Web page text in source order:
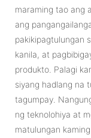
maraming tao ang
ang
pakikipagtulungan
kanila, at
produkto. Palagi
siyang hadlang na
tagumpay.
ng teknolohiya at
matulungan